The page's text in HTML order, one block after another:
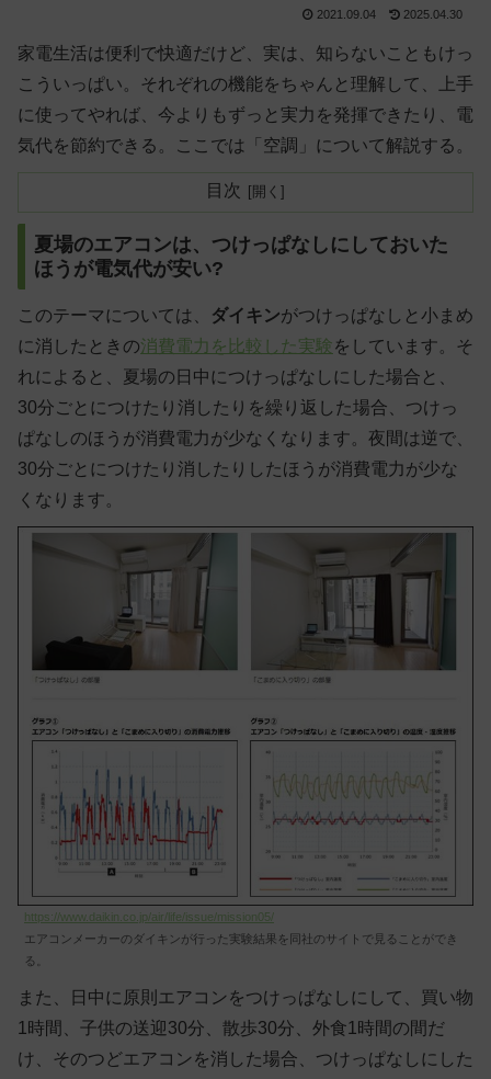
2021.09.04 2025.04.30
家電生活は便利で快適だけど、実は、知らないこともけっ
こういっぱい。それぞれの機能をちゃんと理解して、上手
に使ってやれば、今よりもずっと実力を発揮できたり、電
気代を節約できる。ここでは「空調」について解説する。
目次
夏場のエアコンは、つけっぱなしにしておいた
ほうが電気代が安い?
このテーマについては、 ダイキンがつけっぱなしと小まめ
に消したときの消費電力を比較した実験をしています。そ
れによると、夏場の日中につけっぱなしにした場合と、
30分ごとにつけたり消したりを繰り返した場合、つけっ
ぱなしのほうが消費電力が少なくなります。夜間は逆で、
30分ごとにつけたり消したりしたほうが消費電力が少な
くなります。
https://www.daikin.co.jp/air/life/issue/mission05/
エアコンメーカーのダイキンが行った実験結果を同社のサイトで見ることができ
る。
また、日中に原則エアコンをつけっぱなしにして、買い物
1時間、子供の送迎30分、散歩30分、外食1時間の間だ
け、そのつどエアコンを消した場合、つけっぱなしにした